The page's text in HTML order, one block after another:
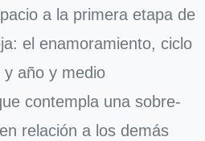
a la primera etapa de
el enamoramiento, ciclo
año y medio
contempla una sobre-
relación a los demás